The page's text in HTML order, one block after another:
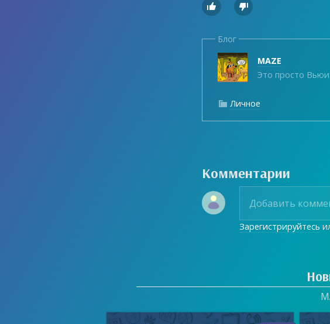
 
Блог
MAZE
Это просто Вьюи
 Личное
Комментарии
Зарегистрируйтесь